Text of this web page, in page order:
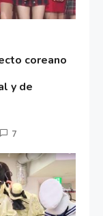
coreano
y de
7